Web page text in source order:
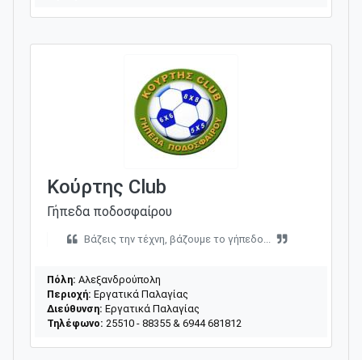
Κούρτης Club
Γήπεδα ποδοσφαίρου
Βάζεις την τέχνη, βάζουμε το γήπεδο...
Πόλη: Αλεξανδρούπολη
Περιοχή: Εργατικά Παλαγίας
Διεύθυνση: Εργατικά Παλαγίας
Τηλέφωνο: 25510 - 88355 & 6944 681812